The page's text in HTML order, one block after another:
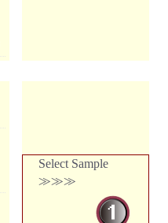
Select Sample
≫≫≫